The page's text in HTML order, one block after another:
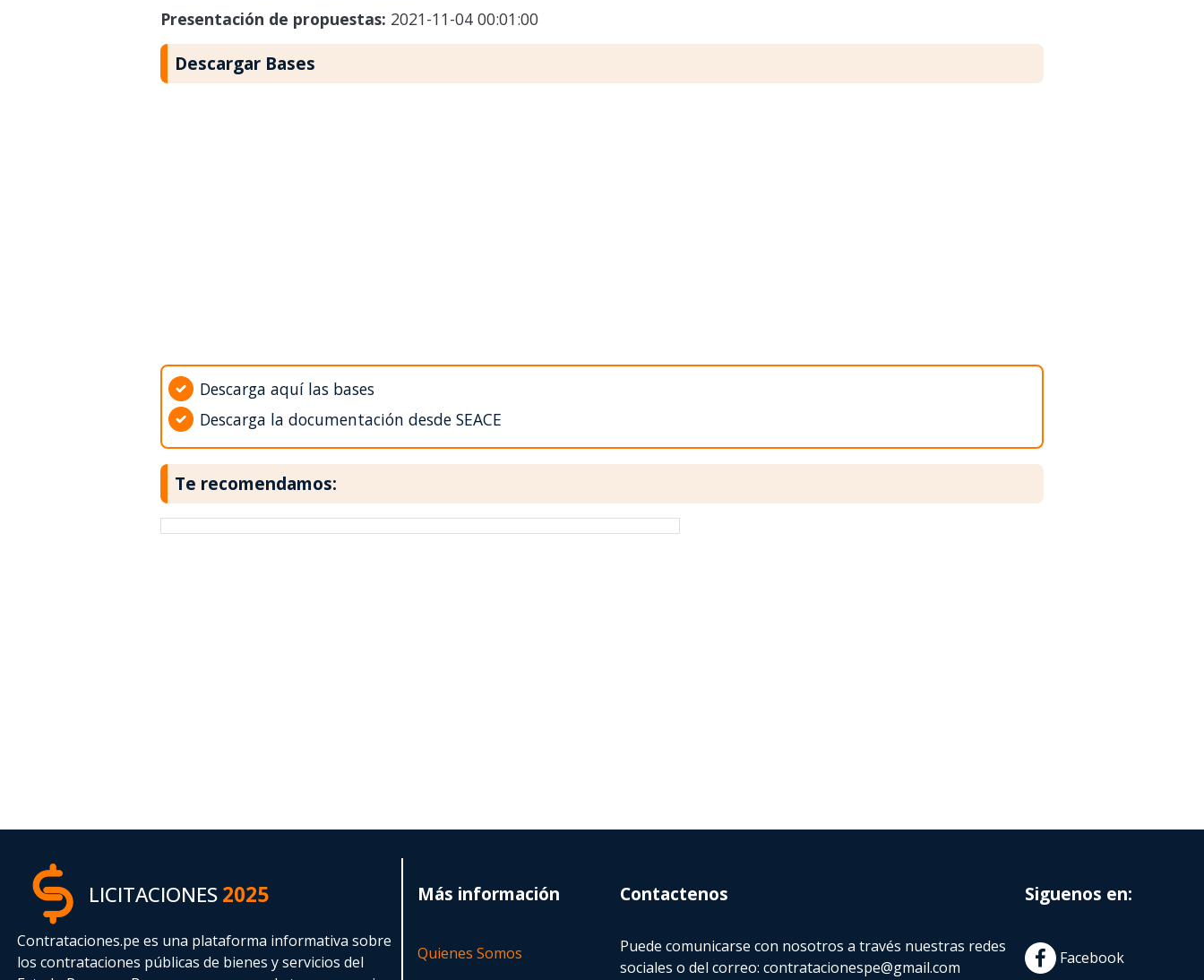
Presentación de propuestas: 2021-11-04 00:01:00
Descargar Bases
Descarga aquí las bases
Descarga la documentación desde SEACE
Te recomendamos:
LICITACIONES2025
Contrataciones.pe es una plataforma informativa sobre
los contrataciones públicas de bienes y servicios del
Más información
Quienes Somos
Contactenos
Puede comunicarse con nosotros a través nuestras redes
sociales o del correo:contratacionespe@gmail.com
Siguenos en:
Facebook